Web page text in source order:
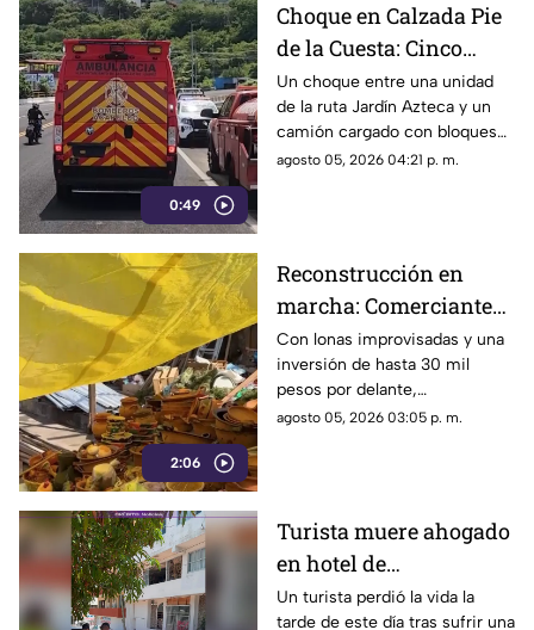
0:49
Choque en Calzada Pie
de la Cuesta: Cinco
lesionados tras
impacto entre combi y
camión de carga
Un choque entre una unidad
de la ruta Jardín Azteca y un
camión cargado con bloques
de concreto movilizó a los
agosto 05, 2026 04:21 p. m.
2:06
Reconstrucción en
marcha: Comerciantes
del Mercado Central de
Acapulco se levantan
tras la explosión
Con lonas improvisadas y una
inversión de hasta 30 mil
pesos por delante,
comerciantes del Mercado
agosto 05, 2026 03:05 p. m.
Turista muere ahogado
en hotel de
fraccionamiento Las
Un turista perdió la vida la
tarde de este día tras sufrir una